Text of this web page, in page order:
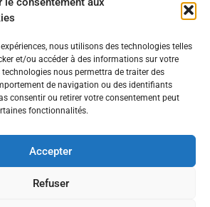
nous utilisons des technologies telles
et/ou accéder à des informations sur votre
nous permettra de traiter des
de navigation ou des identifiants
consentir ou retirer votre consentement peut
fonctionnalités.
Accepter
Refuser
•Contact